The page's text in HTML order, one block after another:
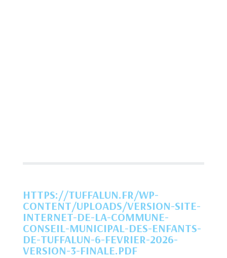
HTTPS://TUFFALUN.FR/WP-
CONTENT/UPLOADS/VERSION-SITE-
INTERNET-DE-LA-COMMUNE-
CONSEIL-MUNICIPAL-DES-ENFANTS-
DE-TUFFALUN-6-FEVRIER-2026-
VERSION-3-FINALE.PDF